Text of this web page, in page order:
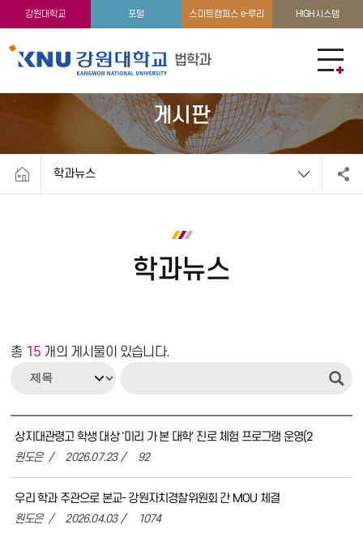
강원대학교 포털 스마트캠퍼스 e-루리 HIGH시스템
법학과
학생활동 이용안내
게시판
학과뉴스
학과뉴스
총 15 개의 게시물이 있습니다.
상지대관령고 학생 대상 '미리 가 본 대학' 진로 체험 프로그램 운영(2
원도은 2026.07.23 92
우리 학과 주관으로 본교- 강원자치경찰위원회 간 MOU 체결
원도은 2026.04.03 1074